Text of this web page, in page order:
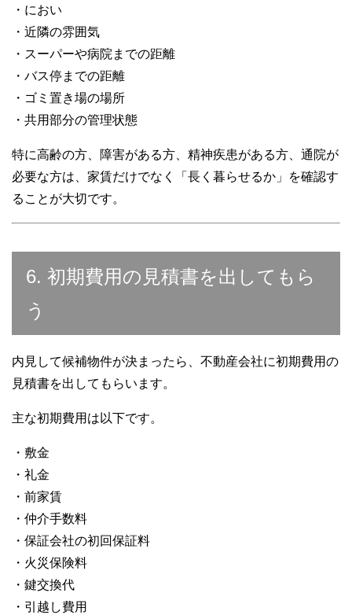
・におい
・近隣の雰囲気
・スーパーや病院までの距離
・バス停までの距離
・ゴミ置き場の場所
・共用部分の管理状態
特に高齢の方、障害がある方、精神疾患がある方、通院が
必要な方は、家賃だけでなく「長く暮らせるか」を確認す
ることが大切です。
6. 初期費用の見積書を出してもら
う
内見して候補物件が決まったら、不動産会社に初期費用の
見積書を出してもらいます。
主な初期費用は以下です。
・敷金
・礼金
・前家賃
・仲介手数料
・保証会社の初回保証料
・火災保険料
・鍵交換代
・引越し費用